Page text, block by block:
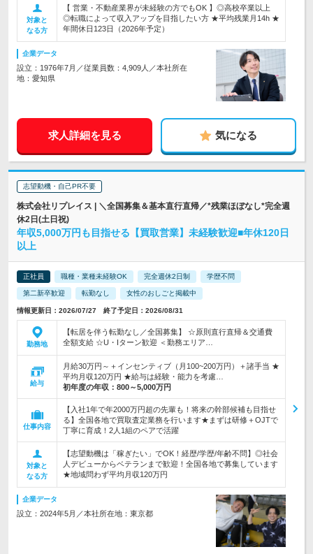
対象と
なる方
【 営業・不動産業界が未経験の方でもOK 】◎高校卒業以上
◎転職によって収入アップを目指したい方 ★平均残業月14h ★
年間休日123日（2026年予定）
企業データ
設立：1976年7月／従業員数：4,909人／本社所在
地：愛知県
求人詳細を見る 気になる
志望動機・自己PR不要
株式会社リプレイス | ＼全国募集＆基本直行直帰／*残業ほぼなし*完全週
休2日(土日祝)
年収5,000万円も目指せる【買取営業】未経験歓迎■年休120日
以上
正社員 職種・業種未経験OK 完全週休2日制 学歴不問
第二新卒歓迎 転勤なし 女性のおしごと掲載中
情報更新日：2026/07/27 終了予定日：2026/08/31
勤務地
【転居を伴う転勤なし／全国募集】 ☆原則直行直帰＆交通費
全額支給 ☆U・Iターン歓迎 ＜勤務エリア…
給与
月給30万円～＋インセンティブ（月100~200万円）＋諸手当 ★
平均月収120万円 ★給与は経験・能力を考慮…
初年度の年収： 800～5,000万円
仕事内容
【入社1年で年2000万円超の先輩も！将来の幹部候補も目指せ
る】全国各地で買取査定業務を行います★まずは研修＋OJTで
丁寧に育成！2人1組のペアで活躍
対象と
なる方
【志望動機は「稼ぎたい」でOK！経歴/学歴/年齢不問】◎社会
人デビューからベテランまで歓迎！全国各地で募集しています
★地域問わず平均月収120万円
企業データ
設立：2024年5月／本社所在地：東京都